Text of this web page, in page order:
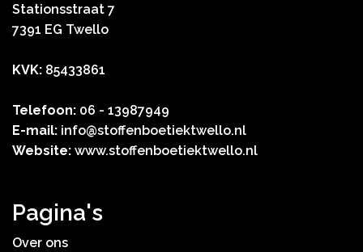
Stationsstraat 7
7391 EG Twello
KVK: 85433861
Telefoon: 06 - 13987949
E-mail: info@stoffenboetiektwello.nl
Website: www.stoffenboetiektwello.nl
Pagina's
Over ons